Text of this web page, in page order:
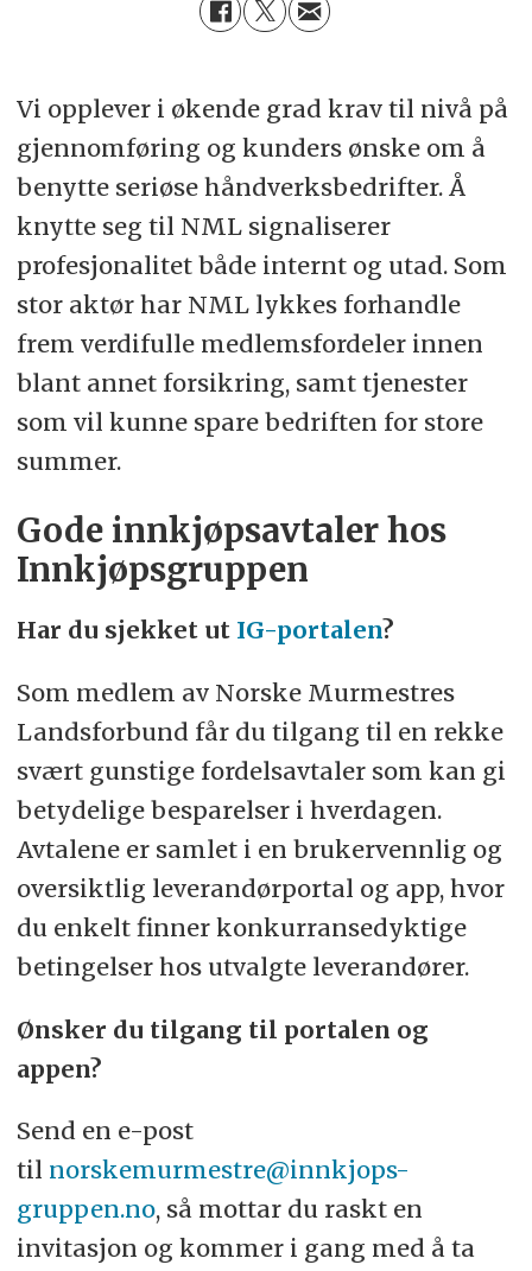
Vi opplever i økende grad krav til nivå på
gjennomføring og kunders ønske om å
benytte seriøse håndverksbedrifter. Å
knytte seg til NML signaliserer
profesjonalitet både internt og utad. Som
stor aktør har NML lykkes forhandle
frem verdifulle medlemsfordeler innen
blant annet forsikring, samt tjenester
som vil kunne spare bedriften for store
summer.
Gode innkjøpsavtaler hos
Innkjøpsgruppen
Har du sjekket utIG-portalen?
Som medlem av Norske Murmestres
Landsforbund får du tilgang til en rekke
svært gunstige fordelsavtaler som kan gi
betydelige besparelser i hverdagen.
Avtalene er samlet i en brukervennlig og
oversiktlig leverandørportal og app, hvor
du enkelt finner konkurransedyktige
betingelser hos utvalgte leverandører.
Ønsker du tilgang til portalen og
appen?
Send en e-post
til norskemurmestre@innkjops-
gruppen.no, så mottar du raskt en
invitasjon og kommer i gang med å ta